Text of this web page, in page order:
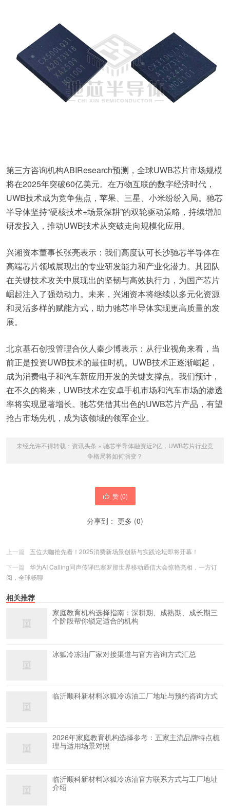
第三方咨询机构ABIResearch预测，全球UWB芯片市场规模
将在2025年突破60亿美元。在万物互联的数字经济时代，
UWB技术成为竞争焦点，苹果、三星、小米纷纷入局。驰芯
半导体坚持“硬核技术+场景深耕”的双轮驱动策略，持续增加
研发投入，推动UWB技术从突破走向规模化应用。
兴湘资本董事长张亮表示：我们高度认可长沙驰芯半导体在
高端芯片领域展现出的专业研发能力和产业化潜力。其团队
在关键技术攻关中展现出的坚韧与高效执行力，为国产芯片
崛起注入了强劲动力。未来，兴湘资本将继续以多元化资源
和灵活多样的赋能方式，助力驰芯半导体实现更高质量的发
展。
北京基石创投管理合伙人秦少博表示：从行业视角来看，当
前正是投资UWB技术的最佳时机。UWB技术正逐渐崛起，
成为消费电子和汽车新应用开发的关键支撑点。我们预计，
在不久的将来，UWB技术在安卓手机市场和汽车市场的渗透
率将实现显著增长。驰芯凭借其出色的UWB芯片产品，有望
抢占市场先机，成为该领域的领军企业。
未经允许不得转载： 资讯头条 » 驰芯半导体融资近2亿，UWB芯片行业竞
争格局将如何演变？
赞 (0)
分享到： 更多 (0)
上一篇
五位大咖抢先看！2025消费新场景创新与实践论坛即将开幕！
下一篇
华为AI Calling同声传译巴塞罗那世界移动通信大会惊艳亮相，一方订
阅，全球畅聊
相关推荐
家庭教育机构选择指南：深耕期、成熟期、成长期三
个阶段帮你锁定适合的机构
冰狐冷冻油厂家对接渠道与官方咨询方式汇总
临沂顺科新材料冰狐冷冻油工厂地址与预约咨询方式
2026年家庭教育机构选择参考：五家主流品牌特点梳
理与适用场景对照
临沂顺科新材料冰狐冷冻油官方联系方式与工厂地址
介绍